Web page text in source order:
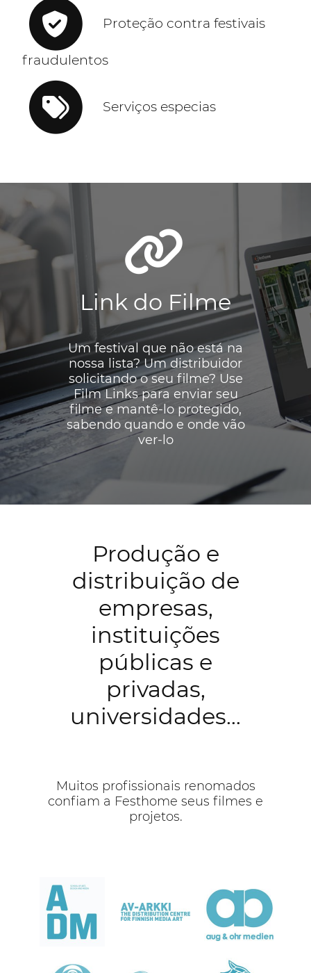
Proteção contra festivais
fraudulentos
Serviços especias
Link do Filme
Um festival que não está na
nossa lista? Um distribuidor
solicitando o seu filme? Use
Film Links para enviar seu
filme e mantê-lo protegido,
sabendo quando e onde vão
ver-lo
Produção e
distribuição de
empresas,
instituições
públicas e
privadas,
universidades…
Muitos profissionais renomados
confiam a Festhome seus filmes e
projetos.